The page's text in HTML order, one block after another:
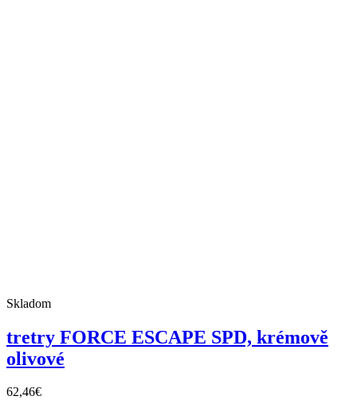
Skladom
tretry FORCE ESCAPE SPD, krémově
olivové
62,46€